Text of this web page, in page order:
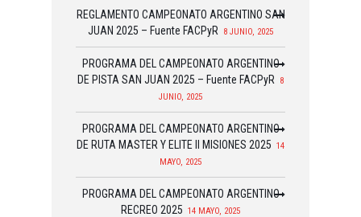
REGLAMENTO CAMPEONATO ARGENTINO SAN
JUAN 2025 – Fuente FACPyR
8 JUNIO, 2025
PROGRAMA DEL CAMPEONATO ARGENTINO
DE PISTA SAN JUAN 2025 – Fuente FACPyR
8
JUNIO, 2025
PROGRAMA DEL CAMPEONATO ARGENTINO
DE RUTA MASTER Y ELITE II MISIONES 2025 14
MAYO, 2025
PROGRAMA DEL CAMPEONATO ARGENTINO
RECREO 2025 14 MAYO, 2025